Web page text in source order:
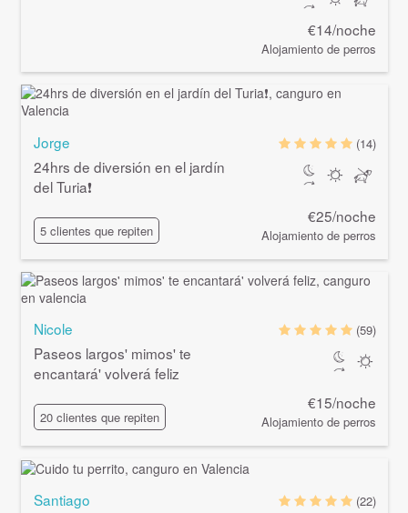
€14/noche
Alojamiento de perros
Jorge
24hrs de diversión en el jardín
del Turia❗️
5 clientes que repiten
(14)
€25/noche
Alojamiento de perros
Nicole
Paseos largos' mimos' te
encantará' volverá feliz
20 clientes que repiten
(59)
€15/noche
Alojamiento de perros
Santiago
(22)